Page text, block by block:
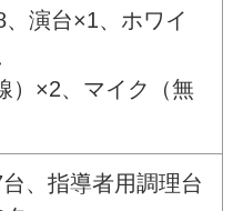
演台×1、ホワイ
）×2、マイク（無
、指導者用調理台